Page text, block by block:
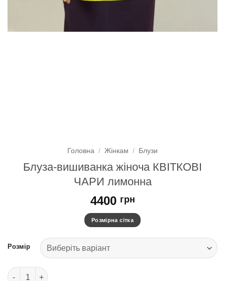
Головна / Жінкам / Блузи
Блуза-вишиванка жіноча КВІТКОВІ
ЧАРИ лимонна
4400 грн
Розмірна сітка
Розмір
Блуза-вишиванка жіноча КВІТКОВІ ЧАРИ лимонна кількість